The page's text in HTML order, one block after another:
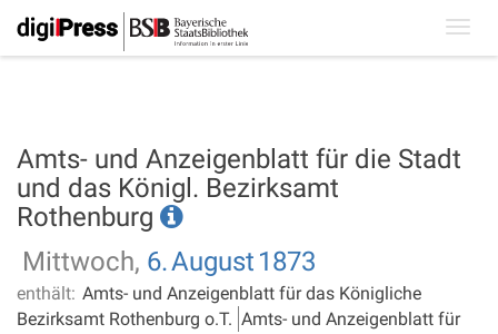
Amts- und Anzeigenblatt für die Stadt
und das Königl. Bezirksamt
Rothenburg
Mittwoch, 6.August 1873
enthält: Amts- und Anzeigenblatt für das Königliche
Bezirksamt Rothenburg o.T. Amts- und Anzeigenblatt für